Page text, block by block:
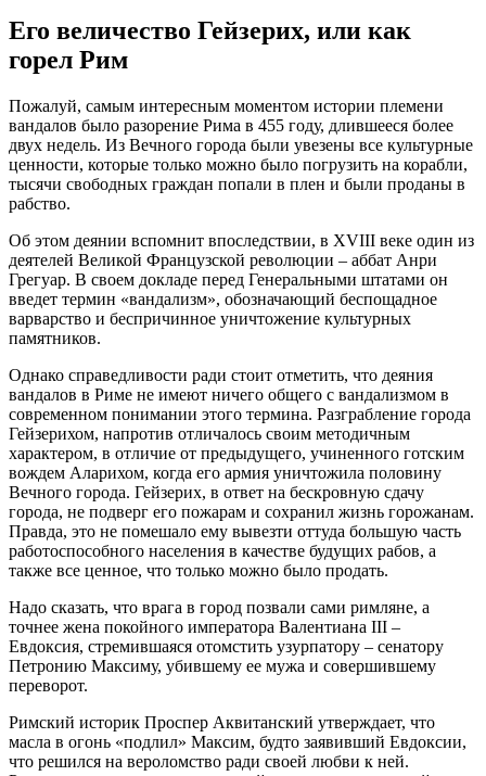
Его величество Гейзерих, или как
горел Рим
Пожалуй, самым интересным моментом истории племени
вандалов было разорение Рима в 455 году, длившееся более
двух недель. Из Вечного города были увезены все культурные
ценности, которые только можно было погрузить на корабли,
тысячи свободных граждан попали в плен и были проданы в
рабство.
Об этом деянии вспомнит впоследствии, в XVIII веке один из
деятелей Великой Французской революции – аббат Анри
Грегуар. В своем докладе перед Генеральными штатами он
введет термин «вандализм», обозначающий беспощадное
варварство и беспричинное уничтожение культурных
памятников.
Однако справедливости ради стоит отметить, что деяния
вандалов в Риме не имеют ничего общего с вандализмом в
современном понимании этого термина. Разграбление города
Гейзерихом, напротив отличалось своим методичным
характером, в отличие от предыдущего, учиненного готским
вождем Аларихом, когда его армия уничтожила половину
Вечного города. Гейзерих, в ответ на бескровную сдачу
города, не подверг его пожарам и сохранил жизнь горожанам.
Правда, это не помешало ему вывезти оттуда большую часть
работоспособного населения в качестве будущих рабов, а
также все ценное, что только можно было продать.
Надо сказать, что врага в город позвали сами римляне, а
точнее жена покойного императора Валентиана III –
Евдоксия, стремившаяся отомстить узурпатору – сенатору
Петронию Максиму, убившему ее мужа и совершившему
переворот.
Римский историк Проспер Аквитанский утверждает, что
масла в огонь «подлил» Максим, будто заявивший Евдоксии,
что решился на вероломство ради своей любви к ней.